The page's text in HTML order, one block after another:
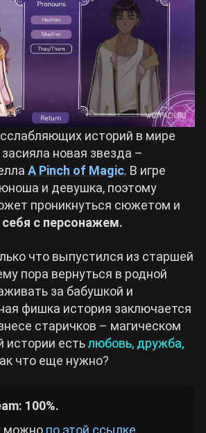
историй в мире
новая звезда –
A Pinch of Magic. В игре
и девушка, поэтому
проникнуться сюжетом и
с персонажем.
что выпустился из старшей
пора вернуться в родной
за бабушкой и
фишка история заключается
старичков – магическом
истории естьлюбовь, дружба,
что еще нужно?
100%.